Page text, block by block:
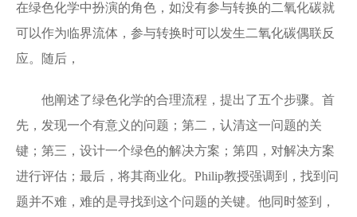
在绿色化学中扮演的角色，如没有参与转换的二氧化碳就
可以作为临界流体，参与转换时可以发生二氧化碳偶联反
应。随后，
他阐述了绿色化学的合理流程，提出了五个步骤。首
先，发现一个有意义的问题；第二，认清这一问题的关
键；第三，设计一个绿色的解决方案；第四，对解决方案
进行评估；最后，将其商业化。Philip教授强调到，找到问
题并不难，难的是寻找到这个问题的关键。他同时签到，